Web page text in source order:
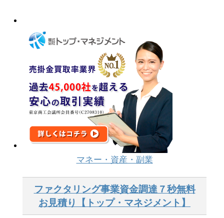
マネー・資産・副業
ファクタリング事業資金調達７秒無料
お見積り【トップ・マネジメント】